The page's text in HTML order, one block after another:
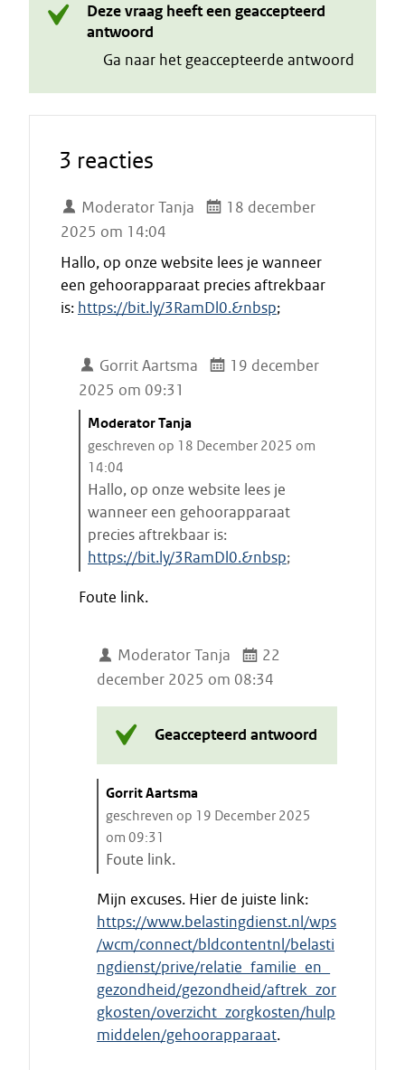
Deze vraag heeft een geaccepteerd
antwoord
Ga naar het geaccepteerde antwoord
3 reacties
Moderator Tanja
18 december
2025 om 14:04
Hallo, op onze website lees je wanneer
een gehoorapparaat precies aftrekbaar
is: https://bit.ly/3RamDl0.&nbsp;
Gorrit Aartsma
19 december
2025 om 09:31
C
i
t
a
a
t
s
a
Moderator Tanja
geschreven op 18 December 2025 om
14:04
Hallo, op onze website lees je
wanneer een gehoorapparaat
precies aftrekbaar is:
https://bit.ly/3RamDl0.&nbsp;
i
Foute link.
Moderator Tanja
22
december 2025 om 08:34
Geaccepteerd antwoord
C
i
t
a
t
s
t
a
r
t
e
Gorrit Aartsma
geschreven op 19 December 2025
om 09:31
Foute link.
i
n
d
e
c
i
t
Mijn excuses. Hier de juiste link:
https://www.belastingdienst.nl/wps
/wcm/connect/bldcontentnl/belasti
ngdienst/prive/relatie_familie_en_
gezondheid/gezondheid/aftrek_zor
gkosten/overzicht_zorgkosten/hulp
middelen/gehoorapparaat. ​